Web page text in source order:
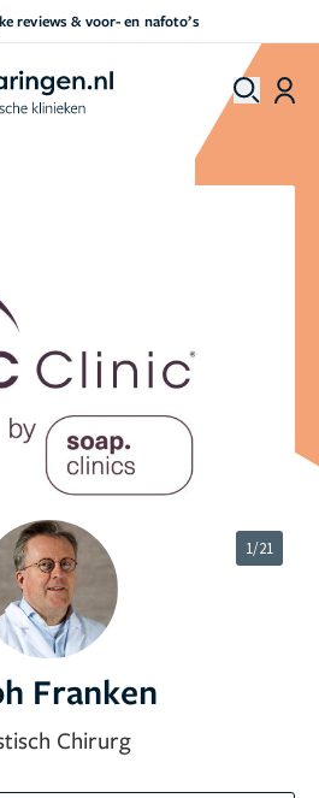
reviews & voor- en nafoto’s
1/21
Franken
Chirurg